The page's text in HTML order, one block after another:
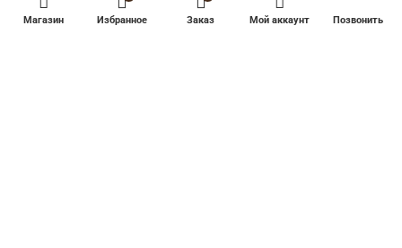
ГЛАВНОЕ МЕНЮ
Магазин Избранное Заказ Мой аккаунт Позвонить